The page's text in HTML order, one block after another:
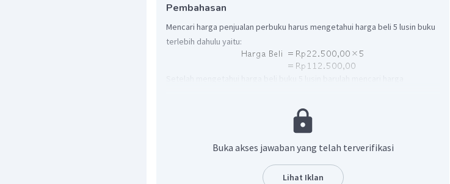
Pembahasan
Mencari harga penjualan perbuku harus mengetahui harga beli 5 lusin buku
terlebih dahulu yaitu:
Buka akses jawaban yang telah terverifikasi
Lihat Iklan